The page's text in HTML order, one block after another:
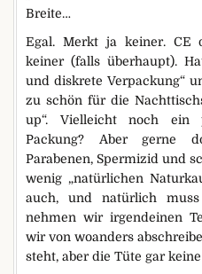
Breite…
Egal. Merkt ja keiner. CE
keiner (falls überhaupt).
und diskrete Verpackung“
zu schön für die
up“. Vielleicht noch ein
Packung? Aber gerne
Parabenen, Spermizid und
wenig „natürlichen
auch, und natürlich
nehmen wir irgendeinen
wir von woanders
steht, aber die Tüte gar